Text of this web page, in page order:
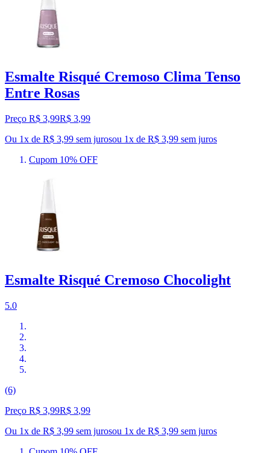
Esmalte Risqué Cremoso Clima Tenso
Entre Rosas
Preço R$ 3,99R$ 3,99
Ou 1x de R$ 3,99 sem jurosou 1x de R$ 3,99 sem juros
Cupom 10% OFF
Esmalte Risqué Cremoso Chocolight
5.0
(6)
Preço R$ 3,99R$ 3,99
Ou 1x de R$ 3,99 sem jurosou 1x de R$ 3,99 sem juros